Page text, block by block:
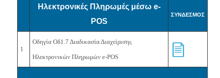
Ηλεκτρονικές Πληρωμές μέσω e-
POS
ΣΥΝΔΕΣΜΟΣ
1
Οδηγία Οδ1.7 Διαδικασία Διαχείρισης
Ηλεκτρονικών Πληρωμών e-POS